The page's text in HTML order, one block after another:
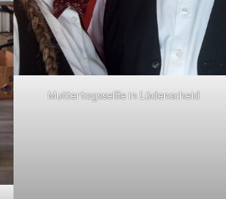
Muttertagsselfie in Lüdenscheid